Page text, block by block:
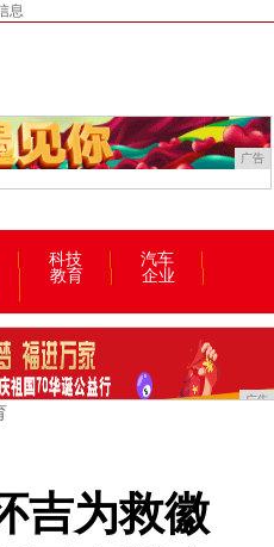
息
广告
科技
汽车
教育
企业
广告
吉为救徽